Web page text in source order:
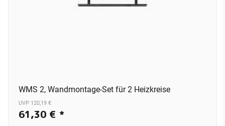
WMS 2, Wandmontage-Set für 2 Heizkreise
UVP 120,19 €
61,30 € *